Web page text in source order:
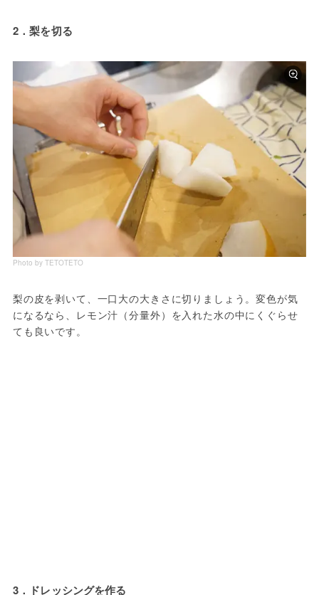
2．梨を切る
Photo by TETOTETO
梨の皮を剥いて、一口大の大きさに切りましょう。変色が気
になるなら、レモン汁（分量外）を入れた水の中にくぐらせ
ても良いです。
3．ドレッシングを作る